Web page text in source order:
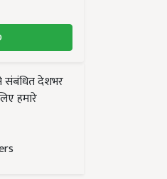
संबंधित देशभर
हमारे